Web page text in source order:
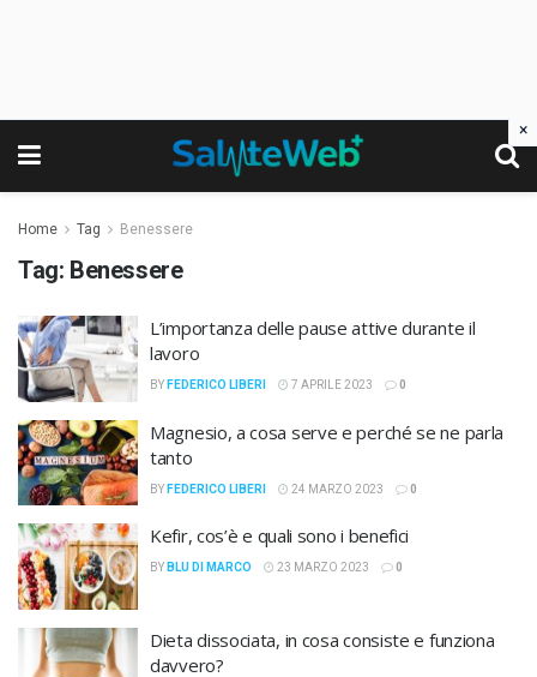
Home Tag Benessere
Tag: Benessere
L’importanza delle pause attive durante il
lavoro
BY FEDERICO LIBERI 7 APRILE 2023 0
Magnesio, a cosa serve e perché se ne parla
tanto
BY FEDERICO LIBERI 24 MARZO 2023 0
Kefir, cos’è e quali sono i benefici
BY BLU DI MARCO 23 MARZO 2023 0
Dieta dissociata, in cosa consiste e funziona
davvero?
×